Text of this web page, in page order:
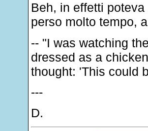
Beh, in effetti poteva
perso molto tempo,
-- "I was watching
dressed as a
thought: 'This could
---
D.